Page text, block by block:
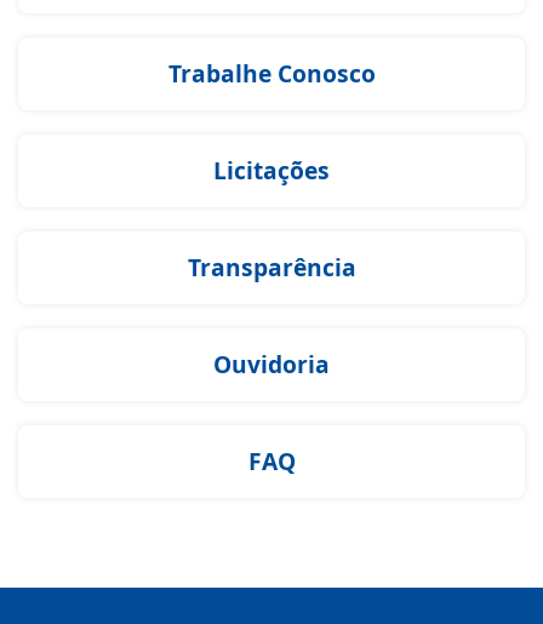
Trabalhe Conosco
Licitações
Transparência
Ouvidoria
FAQ